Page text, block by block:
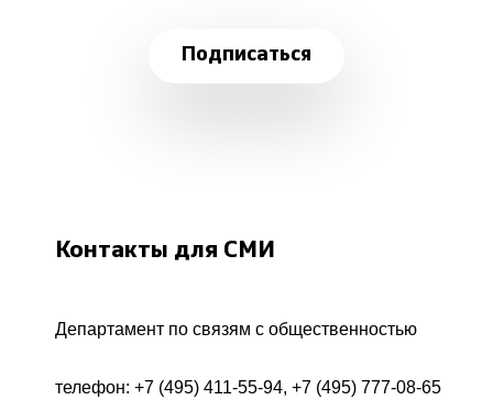
Подписаться
Контакты для СМИ
Департамент по связям с общественностью
телефон: +7 (495) 411-55-94, +7 (495) 777-08-65